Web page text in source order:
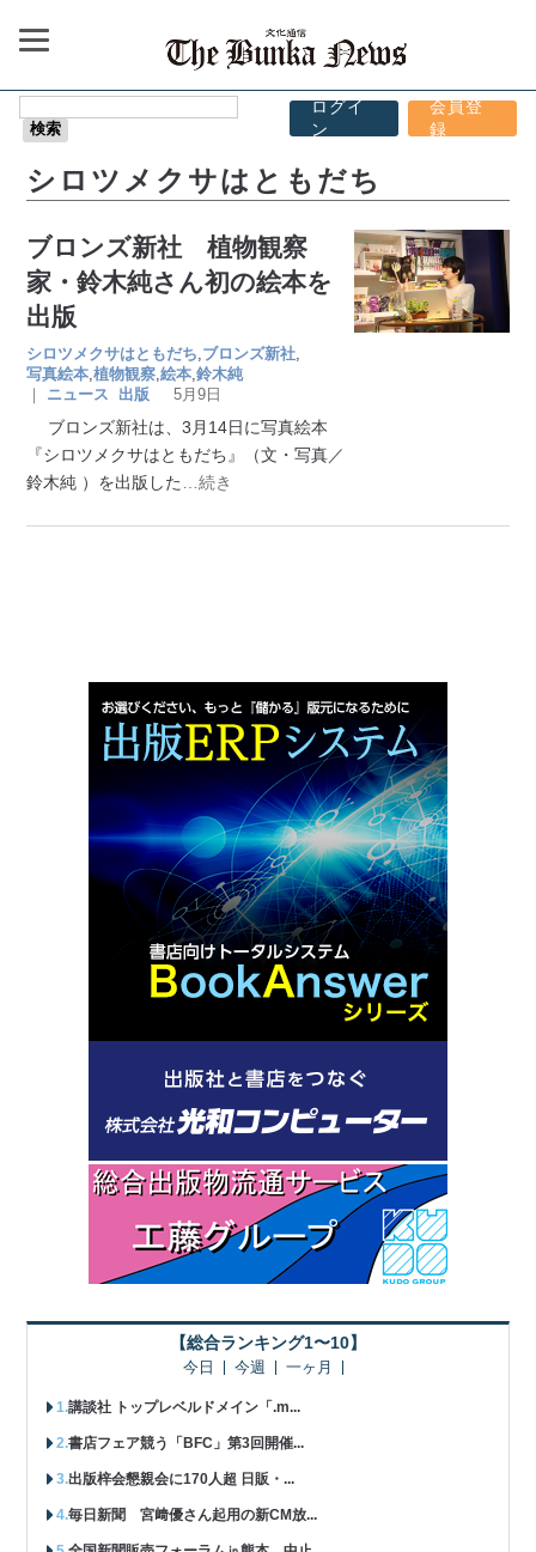
ログイ
ン
会員登
録
シロツメクサはともだち
ブロンズ新社 植物観察
家・鈴木純さん初の絵本を
出版
シロツメクサはともだち ブロンズ新社
写真絵本 ,植物観察 ,絵本 ,鈴木純
｜
ニュース 出版 5月9日
ブロンズ新社は、3月14日に写真絵本
『シロツメクサはともだち』（文・写真／
鈴木純 ）を出版した
…続き
【総合ランキング1〜10】
今日 今週 一ヶ月
講談社 トップレベルドメイン「.m...
書店フェア競う「BFC」第3回開催...
出版梓会懇親会に170人超 日販・...
毎日新聞 宮﨑優さん起用の新CM放...